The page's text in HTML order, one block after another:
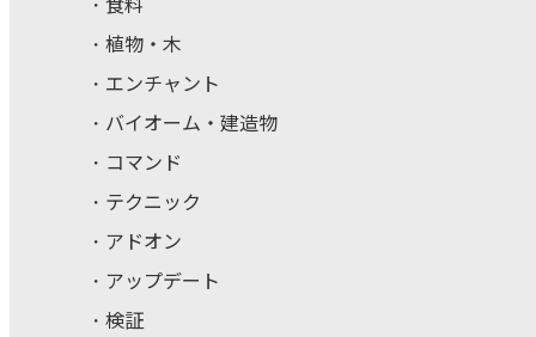
植物・木
エンチャント
バイオーム・建造物
コマンド
テクニック
アドオン
アップデート
検証